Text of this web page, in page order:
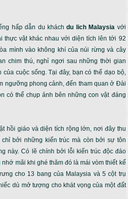
hấp dẫn du kháchdu lich Malaysia với
thực vật khác nhau với diện tích lên tới 92
mình vào không khí của núi rừng và cây
chim thú, nghỉ ngơi sau những thời gian
cuộc sống. Tại đây, bạn có thể dạo bộ,
ngưỡng phong cảnh, đến tham quan ở Đài
có thể chụp ảnh bên những con vật đáng
hồi giáo và diện tích rộng lớn, nơi đây thu
chỉ bởi những kiến trúc mà còn bởi sự tôn
này. Có lẽ chính bởi lỗi kiến trúc độc đáo
mãi khi ghé thăm đó là mái vòm thiết kế
cho 13 bang của Malaysia và 5 cột trụ
dù mở tượng cho khát vọng của một đất